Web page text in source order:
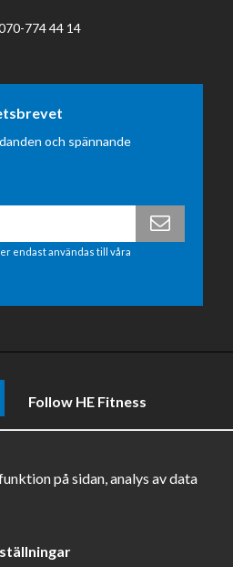
774 44 14
och spännande
endast användas till våra
Follow HE Fitness
promotions, news and training
på sidan, analys av data